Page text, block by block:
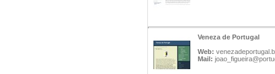
Veneza de Portugal
Web:
Mail: